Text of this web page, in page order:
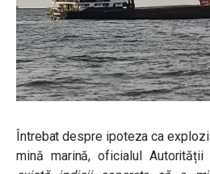
Întrebat despre ipoteza ca
mină marină, oficialul Autorității